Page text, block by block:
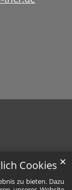
Cookies
zu bieten. Dazu
✕